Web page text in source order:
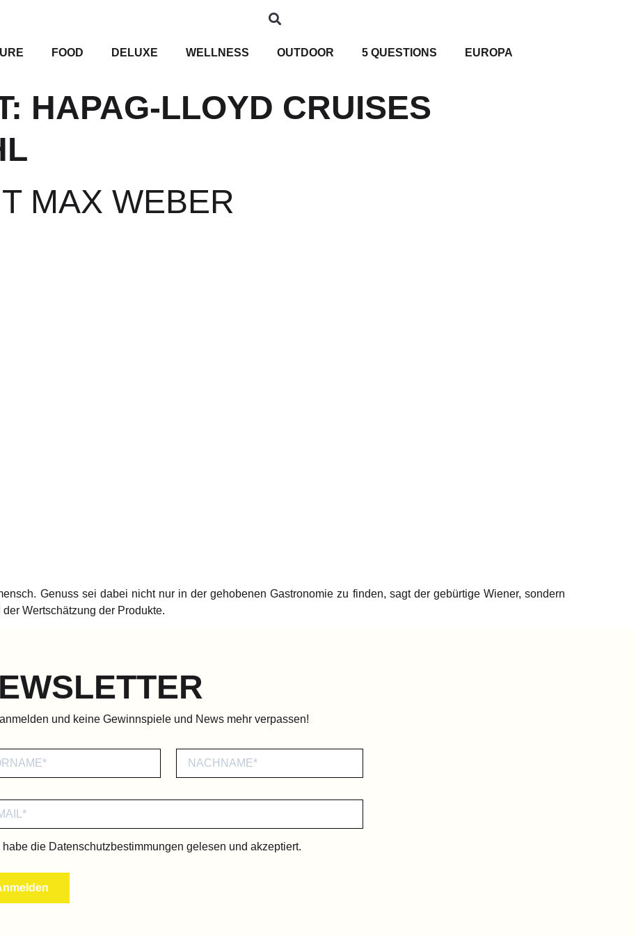
FOOD DELUXE WELLNESS OUTDOOR 5 QUESTIONS EUROPA
HAPAG-LLOYD CRUISES
MAX WEBER
Genuss sei dabei nicht nur in der gehobenen Gastronomie zu finden, sagt der gebürtige Wiener, sondern
Wertschätzung der Produkte.
und keine Gewinnspiele und News mehr verpassen!
habe die Datenschutzbestimmungen gelesen und akzeptiert.